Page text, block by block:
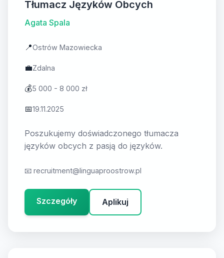
Tłumacz Języków Obcych
Agata Spala
📍Ostrów Mazowiecka
💼Zdalna
💰5 000 - 8 000 zł
📅19.11.2025
Poszukujemy doświadczonego tłumacza
języków obcych z pasją do języków.
📧 recruitment@linguaproostrow.pl
Szczegóły Aplikuj